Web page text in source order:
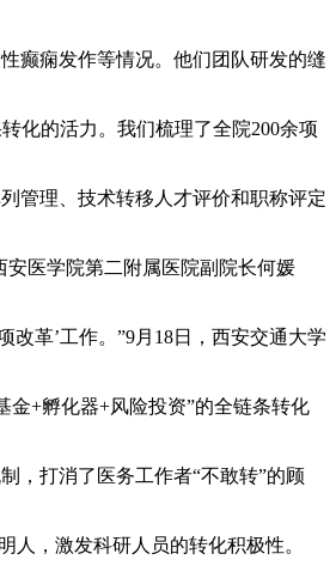
癫痫发作等情况。他们团队研发的缝
化的活力。我们梳理了全院200余项
管理、技术转移人才评价和职称评定
医学院第二附属医院副院长何媛
革’工作。”9月18日，西安交通大学
+孵化器+风险投资”的全链条转化
，打消了医务工作者“不敢转”的顾
，激发科研人员的转化积极性。